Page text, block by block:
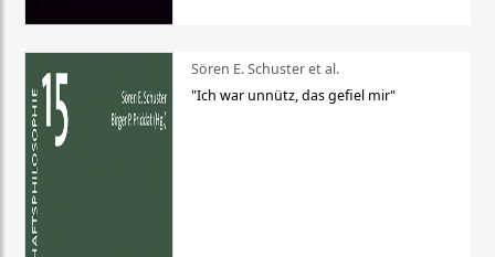
Sören E. Schuster et al.
"Ich war unnütz, das gefiel mir"